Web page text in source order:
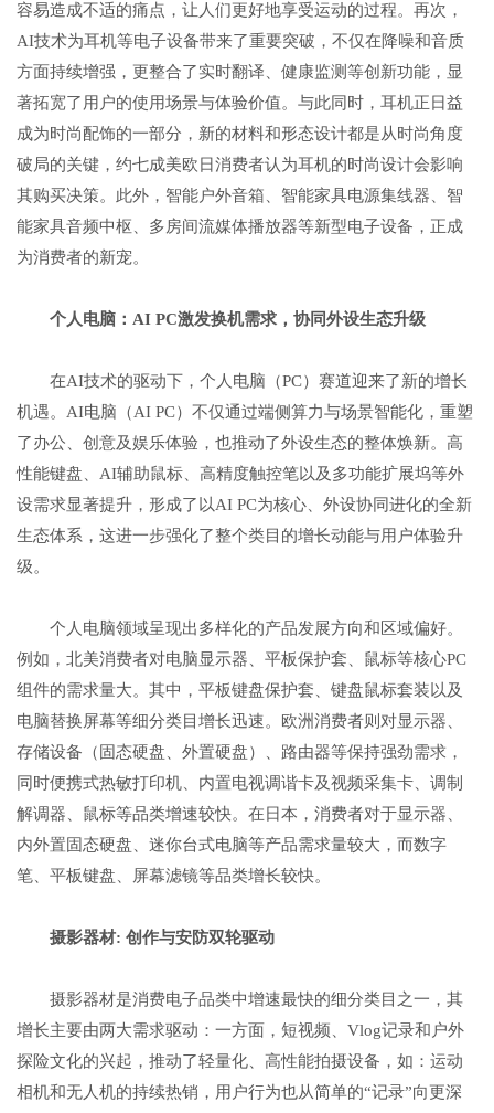
容易造成不适的痛点，让人们更好地享受运动的过程。再次，
AI技术为耳机等电子设备带来了重要突破，不仅在降噪和音质
方面持续增强，更整合了实时翻译、健康监测等创新功能，显
著拓宽了用户的使用场景与体验价值。与此同时，耳机正日益
成为时尚配饰的一部分，新的材料和形态设计都是从时尚角度
破局的关键，约七成美欧日消费者认为耳机的时尚设计会影响
其购买决策。此外，智能户外音箱、智能家具电源集线器、智
能家具音频中枢、多房间流媒体播放器等新型电子设备，正成
为消费者的新宠。
个人电脑 ： AI PC激发换机需求 ，协同外设生态升级
在AI技术的驱动下，个人电脑（PC）赛道迎来了新的增长
机遇。AI电脑（AI PC）不仅通过端侧算力与场景智能化，重塑
了办公、创意及娱乐体验，也推动了外设生态的整体焕新。高
性能键盘、AI辅助鼠标、高精度触控笔以及多功能扩展坞等外
设需求显著提升，形成了以AI PC为核心、外设协同进化的全新
生态体系，这进一步强化了整个类目的增长动能与用户体验升
级。
个人电脑领域呈现出多样化的产品发展方向和区域偏好。
例如，北美消费者对电脑显示器、平板保护套、鼠标等核心PC
组件的需求量大。其中，平板键盘保护套、键盘鼠标套装以及
电脑替换屏幕等细分类目增长迅速。欧洲消费者则对显示器、
存储设备（固态硬盘、外置硬盘）、路由器等保持强劲需求，
同时便携式热敏打印机、内置电视调谐卡及视频采集卡、调制
解调器、鼠标等品类增速较快。在日本，消费者对于显示器、
内外置固态硬盘、迷你台式电脑等产品需求量较大，而数字
笔、平板键盘、屏幕滤镜等品类增长较快。
摄影器材: 创作与安防双轮驱动
摄影器材是消费电子品类中增速最快的细分类目之一，其
增长主要由两大需求驱动：一方面，短视频、Vlog记录和户外
探险文化的兴起，推动了轻量化、高性能拍摄设备，如：运动
相机和无人机的持续热销，用户行为也从简单的“记录”向更深